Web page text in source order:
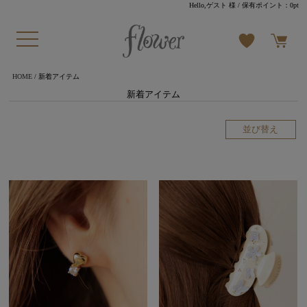
Hello,ゲスト 様 / 保有ポイント：0pt
HOME/ 新着アイテム
新着アイテム
並び替え